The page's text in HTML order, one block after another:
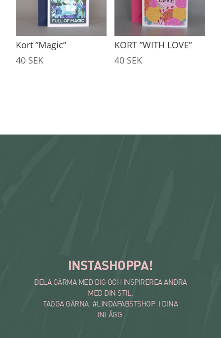
Kort ”Magic”
40 SEK
KORT ”WITH LOVE”
40 SEK
INSTASHOPPA!
DELA GÄRMA MED DIG OCH INSPIREREA ANDRA
MED DIN STIL.
TAGGA GÄRNA #LINDAPABSTSHOP I DINA
INLÅGG.